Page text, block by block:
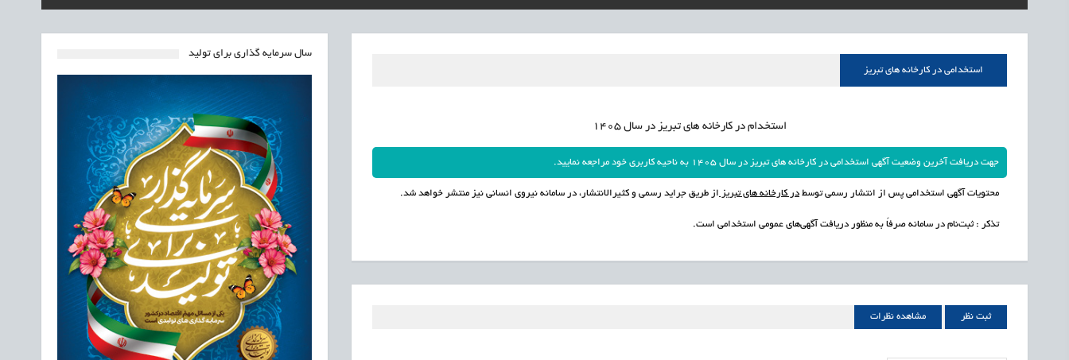
1405/05/15 اشتغال و کارآفرینی راه‌اندازی «کارخانه نوآوری مینیاتوری فرآورده‌های گیاهی و طبیعی» در دستور کار معاونت علمی
استخدامی در کارخانه های تبریز
استخدام در کارخانه های تبریز در سال 1405
جهت دریافت آخرین وضعیت آگهی استخدامی در کارخانه های تبریز در سال 1405 به ناحیه کاربری خود مراجعه نمایید.
محتویات آگهی استخدامی پس از انتشار رسمی توسط در کارخانه های تبریز از طریق جراید رسمی و کثیرالانتشار، در سامانه نیروی انسانی نیز منتشر خواهد شد.
تذکر : ثبت‌نام در سامانه صرفاً به منظور دریافت آگهی‌های عمومی استخدامی است.
ثبت نظر مشاهده نظرات
سال سرمایه گذاری برای تولید